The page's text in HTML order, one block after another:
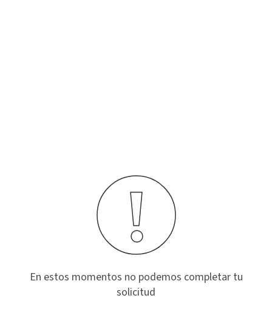
En estos momentos no podemos completar tu
solicitud